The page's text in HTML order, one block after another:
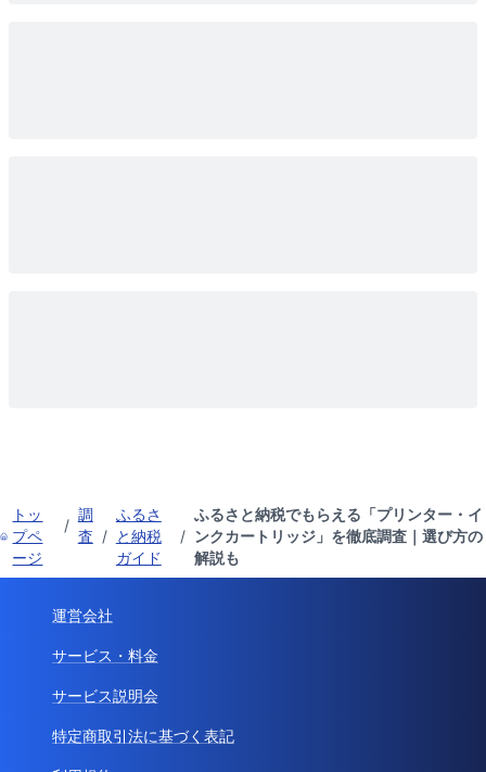
トッ
プペ
ージ
/
調
査 /
ふるさ
と納税
ガイド
/
ふるさと納税でもらえる「プリンター・イ
ンクカートリッジ」を徹底調査｜選び方の
解説も
運営会社
サービス・料金
サービス説明会
特定商取引法に基づく表記